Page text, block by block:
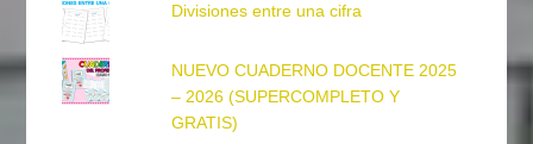
Divisiones entre una cifra
NUEVO CUADERNO DOCENTE 2025
– 2026 (SUPERCOMPLETO Y
GRATIS)